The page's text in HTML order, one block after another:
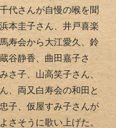
代さんが自慢の喉を聞
本圭子さん、井戸喜楽
寿会から大江愛久、鈴
谷静香、曲田嘉子さ
さ子、山高笑子さん、
、両又白寿会の和田と
子、仮屋すみ子さんが
さそうに歌い上げた。